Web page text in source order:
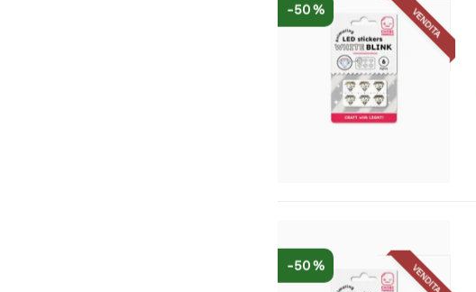
VENDITA
-50 %
VENDITA
-50 %